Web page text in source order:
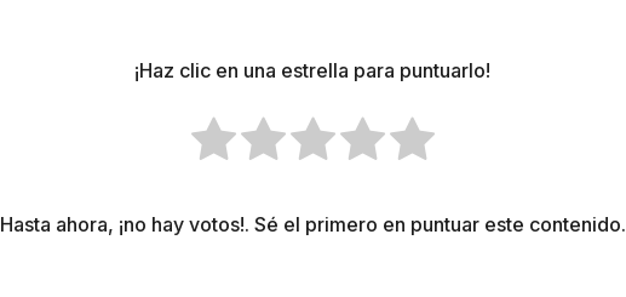
¡Haz clic en una estrella para puntuarlo!
Hasta ahora, ¡no hay votos!. Sé el primero en puntuar este contenido.